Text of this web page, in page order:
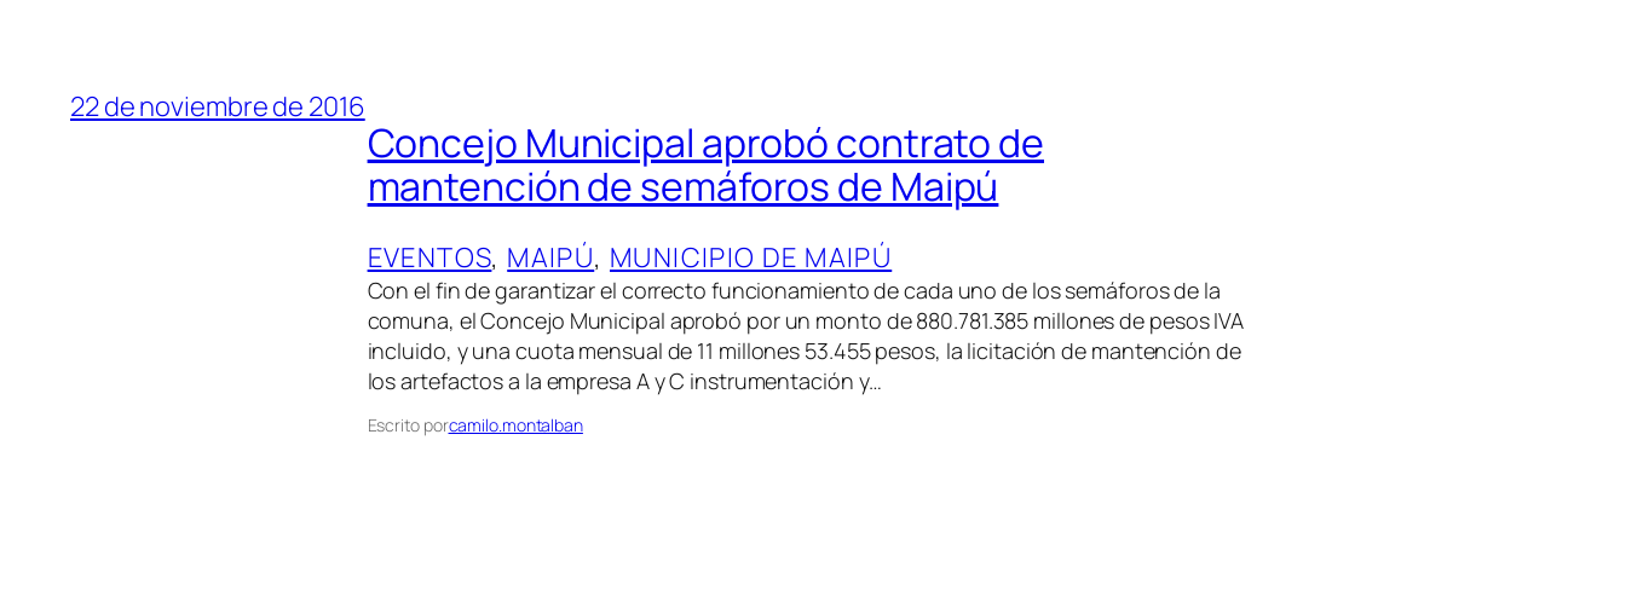
22 de noviembre de 2016
Concejo Municipal aprobó contrato de
mantención de semáforos de Maipú
EVENTOS, MAIPÚ, MUNICIPIO DE MAIPÚ
Con el fin de garantizar el correcto funcionamiento de cada uno de los semáforos de la
comuna, el Concejo Municipal aprobó por un monto de 880.781.385 millones de pesos IVA
incluido, y una cuota mensual de 11 millones 53.455 pesos, la licitación de mantención de
los artefactos a la empresa A y C instrumentación y…
Escrito porcamilo.montalban